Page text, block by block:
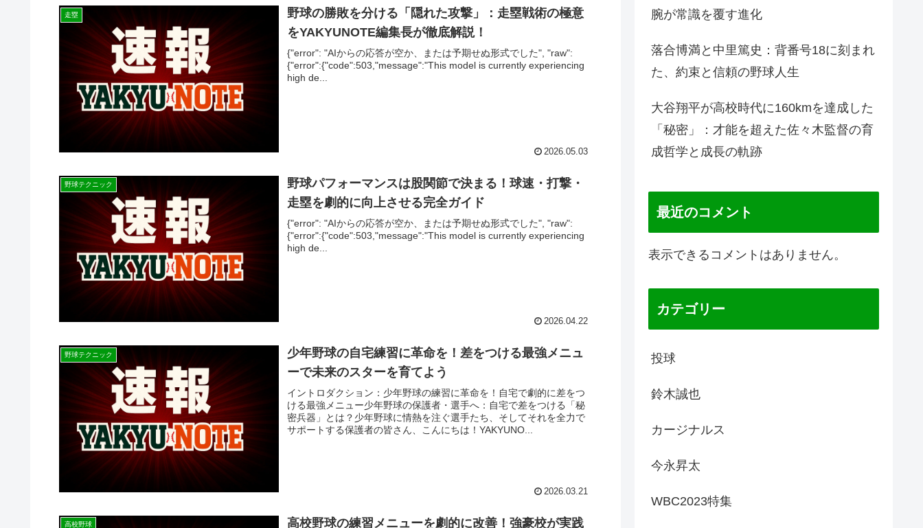
走塁
野球の勝敗を分ける「隠れた攻撃」：走塁戦術の極意
をYAKYUNOTE編集長が徹底解説！
{"error": "AIからの応答が空か、または予期せぬ形式でした", "raw":
{"error":{"code":503,"message":"This model is currently experiencing
high de...
2026.05.03
野球テクニック
野球パフォーマンスは股関節で決まる！球速・打撃・
走塁を劇的に向上させる完全ガイド
{"error": "AIからの応答が空か、または予期せぬ形式でした", "raw":
{"error":{"code":503,"message":"This model is currently experiencing
high de...
2026.04.22
野球テクニック
少年野球の自宅練習に革命を！差をつける最強メニュ
ーで未来のスターを育てよう
イントロダクション：少年野球の練習に革命を！自宅で劇的に差をつ
ける最強メニュー少年野球の保護者・選手へ：自宅で差をつける「秘
密兵器」とは？少年野球に情熱を注ぐ選手たち、そしてそれを全力で
サポートする保護者の皆さん、こんにちは！YAKYUNO...
2026.03.21
高校野球
高校野球の練習メニューを劇的に改善！強豪校が実践
腕が常識を覆す進化
落合博満と中里篤史：背番号18に刻まれ
た、約束と信頼の野球人生
大谷翔平が高校時代に160kmを達成した
「秘密」：才能を超えた佐々木監督の育
成哲学と成長の軌跡
最近のコメント
表示できるコメントはありません。
カテゴリー
投球
鈴木誠也
カージナルス
今永昇太
WBC2023特集